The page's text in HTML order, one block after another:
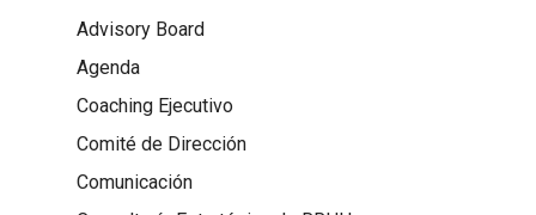
Advisory Board
Agenda
Coaching Ejecutivo
Comité de Dirección
Comunicación